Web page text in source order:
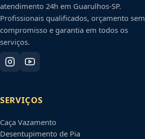
atendimento 24h em Guarulhos-SP.
Profissionais qualificados, orçamento sem
compromisso e garantia em todos os
serviços.
SERVIÇOS
Caça Vazamento
Desentupimento de Pia